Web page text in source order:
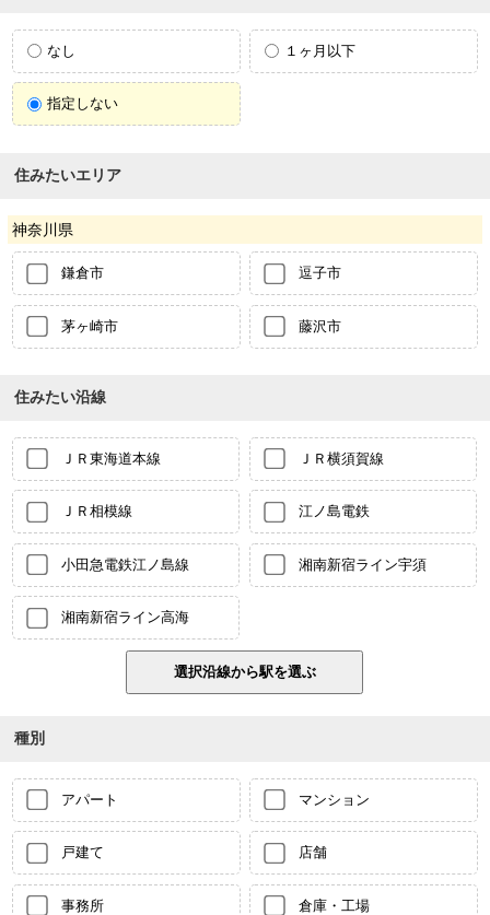
なし １ヶ月以下
指定しない
住みたいエリア
神奈川県
鎌倉市 逗子市
茅ヶ崎市 藤沢市
住みたい沿線
ＪＲ東海道本線 ＪＲ横須賀線
ＪＲ相模線 江ノ島電鉄
小田急電鉄江ノ島線 湘南新宿ライン宇須
湘南新宿ライン高海
種別
アパート マンション
戸建て 店舗
事務所 倉庫・工場